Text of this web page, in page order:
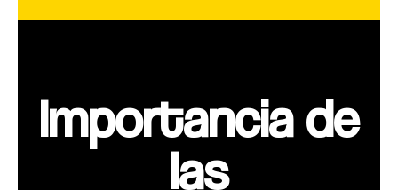
Importancia de
las